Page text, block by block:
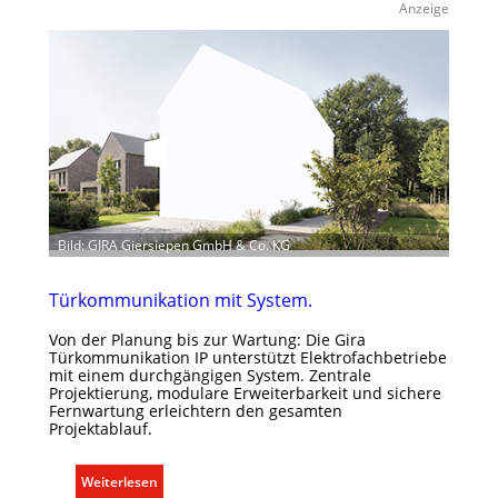
m
a
b
e
d
a
f
g
e
r
e
h
t
Anzeige
Bild: GIRA Giersiepen GmbH & Co. KG
Türkommunikation mit System.
Von der Planung bis zur Wartung: Die Gira
Türkommunikation IP unterstützt Elektrofachbetriebe
mit einem durchgängigen System. Zentrale
Projektierung, modulare Erweiterbarkeit und sichere
Fernwartung erleichtern den gesamten
Projektablauf.
Weiterlesen: